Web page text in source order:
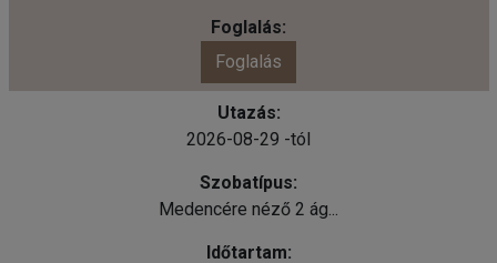
Foglalás
2026-08-29 -tól
Medencére néző 2 ág...